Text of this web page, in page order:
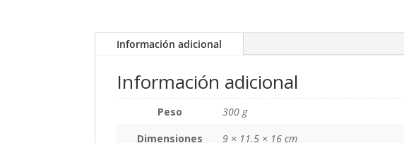
Información adicional
Información adicional
Peso
300 g
Dimensiones
9 × 11.5 × 16 cm